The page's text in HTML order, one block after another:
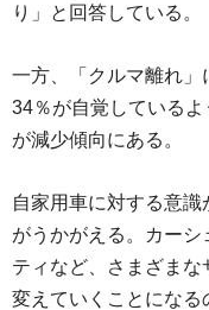
り」と回答している。
一方、「クルマ離れ
34％が自覚している
が減少傾向にある。
自家用車に対する意
がうかがえる。カーシ
ティなど、さまざま
変えていくことにな